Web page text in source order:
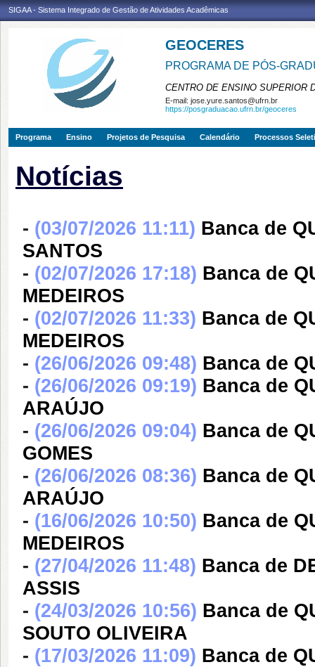
SIGAA - Sistema Integrado de Gestão de Atividades Acadêmicas
GEOCERES
PROGRAMA DE PÓS-
CENTRO DE ENSINO SUPERIOR
E-mail: jose.yure.santos@ufrn.br
https://posgraduacao.ufrn.br/geoceres
Programa Ensino Projetos de Pesquisa Calendário Processos
Notícias
- (03/07/2026 11:11) Banca de
SANTOS
- (02/07/2026 17:18) Banca de
MEDEIROS
- (02/07/2026 11:33) Banca de
MEDEIROS
- (26/06/2026 09:48) Banca de
- (26/06/2026 09:19) Banca de
ARAÚJO
- (26/06/2026 09:04) Banca de
GOMES
- (26/06/2026 08:36) Banca de
ARAÚJO
- (16/06/2026 10:50) Banca de
MEDEIROS
- (27/04/2026 11:48) Banca de
ASSIS
- (24/03/2026 10:56) Banca de
SOUTO OLIVEIRA
- (17/03/2026 11:09) Banca de